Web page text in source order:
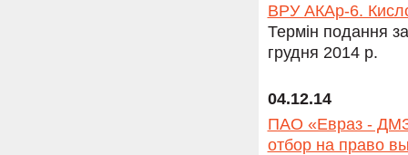
ВРУ АКАр-6.
Термін подання
грудня 2014 р.
04.12.14
ПАО «Евраз - ДМЗ
отбор на право